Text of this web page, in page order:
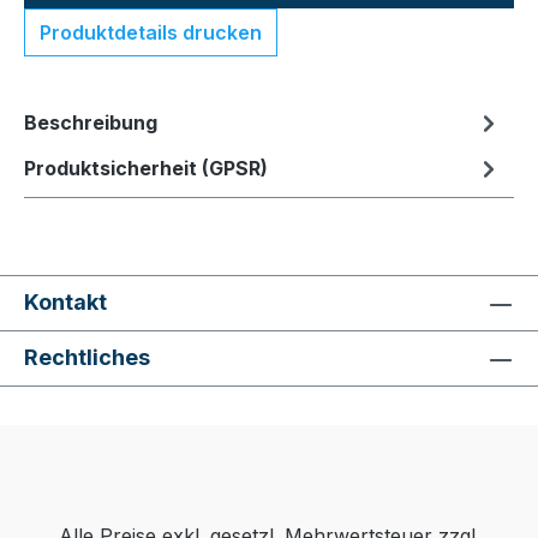
Produktdetails drucken
Beschreibung
Produktsicherheit (GPSR)
Kontakt
Rechtliches